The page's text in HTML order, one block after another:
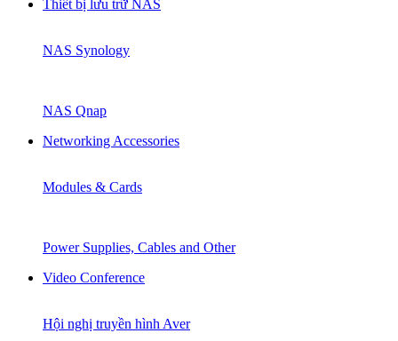
Thiết bị lưu trữ NAS
NAS Synology
NAS Qnap
Networking Accessories
Modules & Cards
Power Supplies, Cables and Other
Video Conference
Hội nghị truyền hình Aver